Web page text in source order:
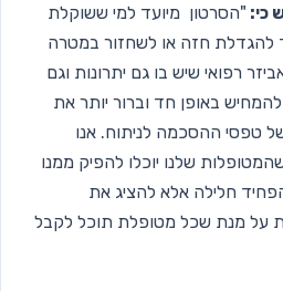
כי: "הסרטון מיועד למי ששוקלת
להגדלת חזה או לשחזור במטרה
רפואי שיש בו גם יתרונות וגם
באופן חד וברור יותר את
טפסי ההסכמה לניתוח. אנו
שלנו יוכלו להפיק ממנו
חלילה אלא להציג את
על מנת שכל מטופלת תוכל לקבל